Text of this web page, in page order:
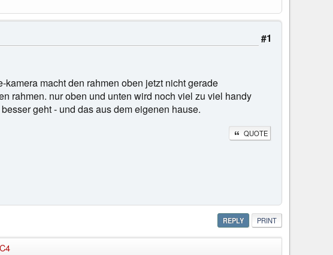
#1
macht den rahmen oben jetzt nicht gerade
rahmen. nur oben und unten wird noch viel zu viel handy
geht - und das aus dem eigenen hause.
QUOTE
REPLY PRINT